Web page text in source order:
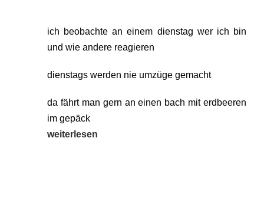
ich beob­ach­te an einem diens­tag wer ich bin
und wie ande­re reagieren
diens­tags wer­den nie umzü­ge gemacht
da fährt man gern an einen bach mit erd­bee­ren
im gepäck
wei­ter­le­sen